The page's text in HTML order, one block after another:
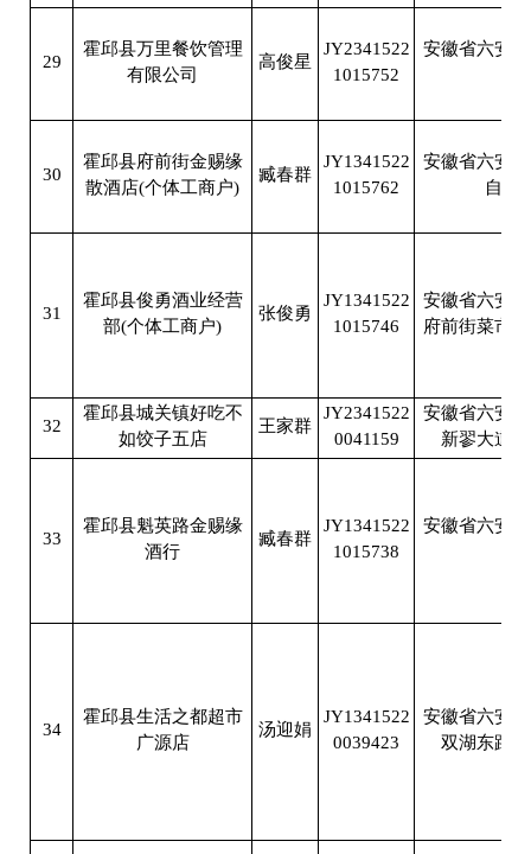
29
霍邱县万里餐饮管理
有限公司
高俊星
JY2341522
1015752
安徽省六安
30
霍邱县府前街金赐缘
散酒店(个体工商户)
臧春群
JY1341522
1015762
安徽省六安
自建
31
霍邱县俊勇酒业经营
部(个体工商户)
张俊勇
JY1341522
1015746
安徽省六安
府前街菜市
32
霍邱县城关镇好吃不
如饺子五店
王家群
JY2341522
0041159
安徽省六安
新翏大道
33
霍邱县魁英路金赐缘
酒行
臧春群
JY1341522
1015738
安徽省六安
34
霍邱县生活之都超市
广源店
汤迎娟
JY1341522
0039423
安徽省六安
双湖东路